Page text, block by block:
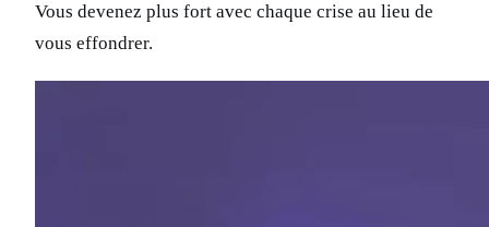
Vous devenez plus fort avec chaque crise au lieu de
vous effondrer.